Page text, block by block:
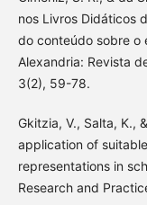
nos Livros Didáticos
do conteúdo sobre o
Alexandria: Revista
3(2), 59-78.
Gkitzia, V., Salta, K.,
application of
representations in
Research and